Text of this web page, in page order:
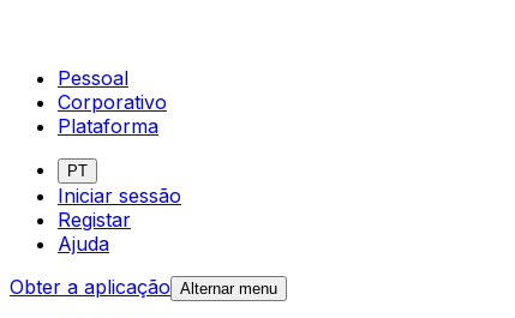
Pessoal
Corporativo
Plataforma
PT
Iniciar sessão
Registar
Ajuda
Obter a aplicação Alternar menu